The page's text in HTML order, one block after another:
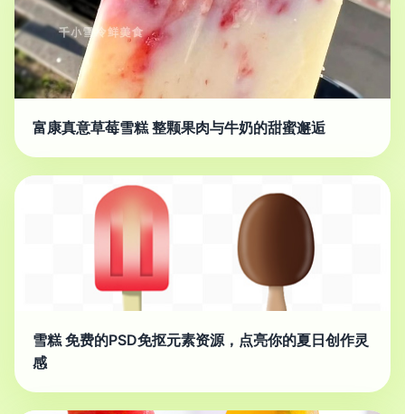
富康真意草莓雪糕 整颗果肉与牛奶的甜蜜邂逅
雪糕 免费的PSD免抠元素资源，点亮你的夏日创作灵
感